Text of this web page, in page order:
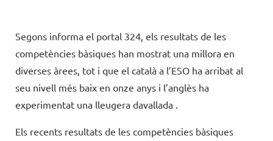
Segons informa el portal 324, els resultats de les
competències bàsiques han mostrat una millora en
diverses àrees, tot i que el català a l’ESO ha arribat al
seu nivell més baix en onze anys i l’anglès ha
experimentat una lleugera davallada .
Els recents resultats de les competències bàsiques